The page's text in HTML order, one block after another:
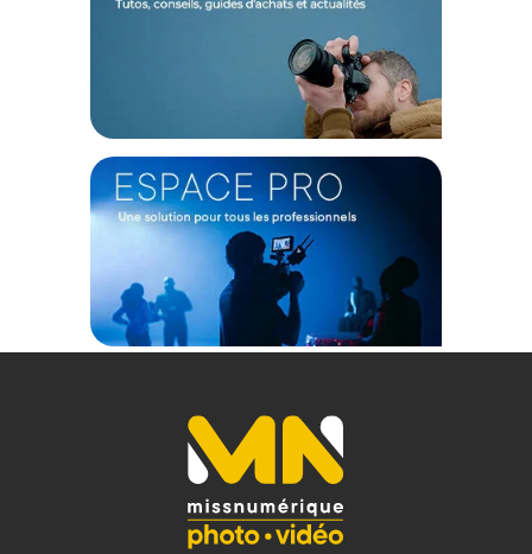
Exigence de l'Interface Hôte : USB-C ou USB-A
Système d'Exploitation Compatibles : MacOS, Windows, Linux,
Androïd, Chrome, IPad selon les versions
Compatibilité MacOS : 10.13 High Sierre, 10.14 Mojave, 10.15
Catalina, 11x Big sur, 12x Monterrey, 13x Ventura, 14x
Sonoma
Compatibilité Windows : Windows 10 (64 bits), Windows
Server (2016,2022), Windows 11
Autres Compatibilités : Linux, iPadOS (13, 14, 15, 16, 17), iOS
(16,17), Androïd 13x
Composition Matériel :
Indicateur d'Alimentation : Voyant
Température de Fonctionnement : 5° à 35°
Température de Stockage : -20° à 60°
Matériaux : Aluminium
Dimensions : 1.2 X 7.1 X 3.8 cm